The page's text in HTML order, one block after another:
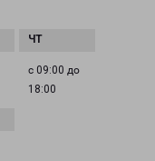
с 09:00 до
18:00